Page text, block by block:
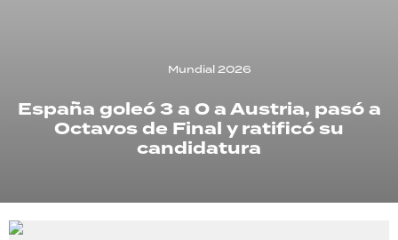
Mundial 2026
España goleó 3 a 0 a Austria, pasó a
Octavos de Final y ratificó su
candidatura
RECETAS
PALABRAS